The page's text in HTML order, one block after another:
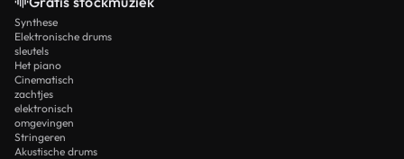
Synthese
Elektronische drums
sleutels
Het piano
Cinematisch
zachtjes
elektronisch
omgevingen
Stringeren
Akustische drums